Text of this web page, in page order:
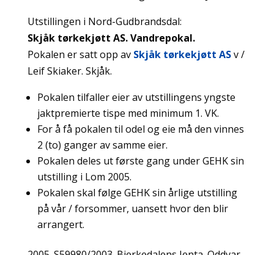
Utstillingen i Nord-Gudbrandsdal:
Skjåk tørkekjøtt AS. Vandrepokal.
Pokalen er satt opp av Skjåk tørkekjøtt ASv /
Leif Skiaker. Skjåk.
Pokalen tilfaller eier av utstillingens yngste
jaktpremierte tispe med minimum 1. VK.
For å få pokalen til odel og eie må den vinnes
2 (to) ganger av samme eier.
Pokalen deles ut første gang under GEHK sin
utstilling i Lom 2005.
Pokalen skal følge GEHK sin årlige utstilling
på vår / forsommer, uansett hvor den blir
arrangert.